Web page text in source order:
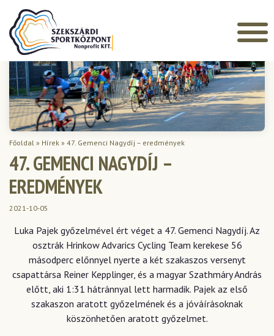
Főoldal » Hírek » 47. Gemenci Nagydíj – eredmények
47. GEMENCI NAGYDÍJ –
EREDMÉNYEK
2021-10-05
Luka Pajek győzelmével ért véget a 47. Gemenci Nagydíj. Az
osztrák Hrinkow Advarics Cycling Team kerekese 56
másodperc előnnyel nyerte a két szakaszos versenyt
csapattársa Reiner Kepplinger, és a magyar Szathmáry András
előtt, aki 1:31 hátránnyal lett harmadik. Pajek az első
szakaszon aratott győzelmének és a jóváírásoknak
köszönhetően aratott győzelmet.